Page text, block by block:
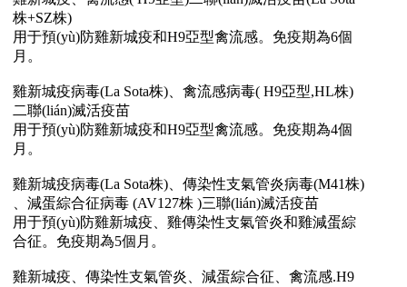
株+SZ株)
用于預(yù)防雞新城疫和H9亞型禽流感。免疫期為6個
月。
雞新城疫病毒(La Sota株)、禽流感病毒( H9亞型,HL株)
二聯(lián)滅活疫苗
用于預(yù)防雞新城疫和H9亞型禽流感。免疫期為4個
月。
雞新城疫病毒(La Sota株)、傳染性支氣管炎病毒(M41株)
、減蛋綜合征病毒 (AV127株 )三聯(lián)滅活疫苗
用于預(yù)防雞新城疫、雞傳染性支氣管炎和雞減蛋綜
合征。免疫期為5個月。
雞新城疫、傳染性支氣管炎、減蛋綜合征、禽流感.H9